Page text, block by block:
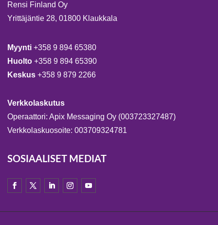
Rensi Finland Oy
Yrittäjäntie 28, 01800 Klaukkala
Myynti +358 9 894 65380
Huolto +358 9 894 65390
Keskus +358 9 879 2266
Verkkolaskutus
Operaattori: Apix Messaging Oy (003723327487)
Verkkolaskuosoite: 003709324781
SOSIAALISET MEDIAT